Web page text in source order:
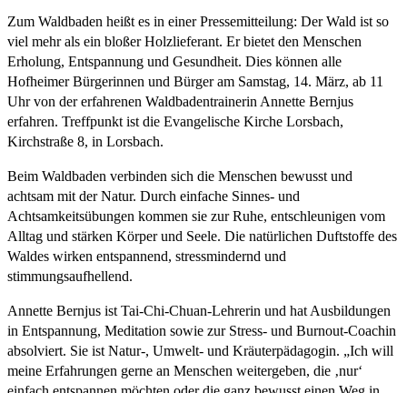
Zum Waldbaden heißt es in einer Pressemitteilung: Der Wald ist so
viel mehr als ein bloßer Holzlieferant. Er bietet den Menschen
Erholung, Entspannung und Gesundheit. Dies können alle
Hofheimer Bürgerinnen und Bürger am Samstag, 14. März, ab 11
Uhr von der erfahrenen Waldbadentrainerin Annette Bernjus
erfahren. Treffpunkt ist die Evangelische Kirche Lorsbach,
Kirchstraße 8, in Lorsbach.
Beim Waldbaden verbinden sich die Menschen bewusst und
achtsam mit der Natur. Durch einfache Sinnes- und
Achtsamkeitsübungen kommen sie zur Ruhe, entschleunigen vom
Alltag und stärken Körper und Seele. Die natürlichen Duftstoffe des
Waldes wirken entspannend, stressmindernd und
stimmungsaufhellend.
Annette Bernjus ist Tai-Chi-Chuan-Lehrerin und hat Ausbildungen
in Entspannung, Meditation sowie zur Stress- und Burnout-Coachin
absolviert. Sie ist Natur-, Umwelt- und Kräuterpädagogin. „Ich will
meine Erfahrungen gerne an Menschen weitergeben, die ‚nur‘